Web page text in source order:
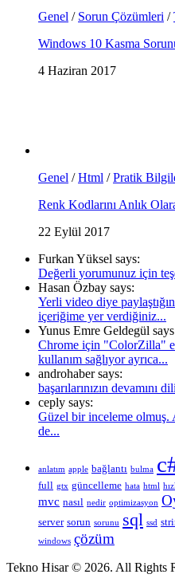
Genel / Sorun Çözümleri /
Windows 10 Kasma
4 Haziran 2017
Genel /Html /Pratik
Renk Kodlarını Anlık
22 Eylül 2017
Furkan Yüksel says:
Değerli yorumunuz için
Hasan Özbay says:
Yerli video diye
içeriğime yer verdiğiniz...
Yunus Emre Geldegül
Chrome için "ColorZilla"
kullanım sağlıyor ayrıca...
androhaber says:
başarılarınızın devamını
ceply says:
Güzel bir inceleme
de...
anlatım apple bağlantı bulma
full gtx güncelleme hata html
mvc nasıl nedir optimizasyon
server sorun sorunu sql ssd
windows çözüm
Tekno Hisar © 2026. All Rights